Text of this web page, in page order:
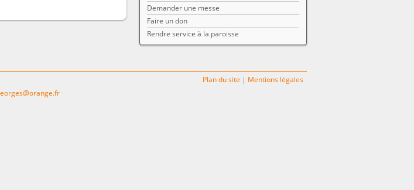
Demander une messe
Faire un don
Rendre service à la paroisse
Plan du site | Mentions légales